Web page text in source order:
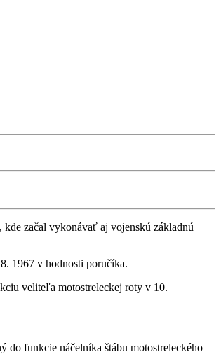
začal vykonávať aj vojenskú základnú
1967 v hodnosti poručíka.
veliteľa motostreleckej roty v 10.
funkcie náčelníka štábu motostreleckého